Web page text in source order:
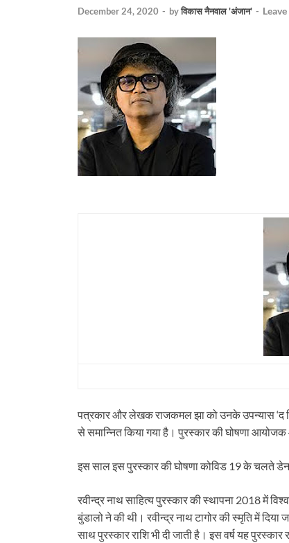
December 24, 2020 - byविकास नैनवाल 'अंजान' -
पत्रकार और लेखक राजकमल झा को उनके उपन्यास ‘द
से समान्नित किया गया है। पुरस्कार की घोषणा
इस साल इस पुरस्कार की घोषणा कोविड 19 के चलते
रवीन्द्र नाथ साहित्य पुरस्कार की स्थापना 2018 में
बुंडालो ने की थी। रवीन्द्र नाथ टागोर की स्मृति में
साथ पुरस्कार राशि भी दी जाती है। इस वर्ष यह